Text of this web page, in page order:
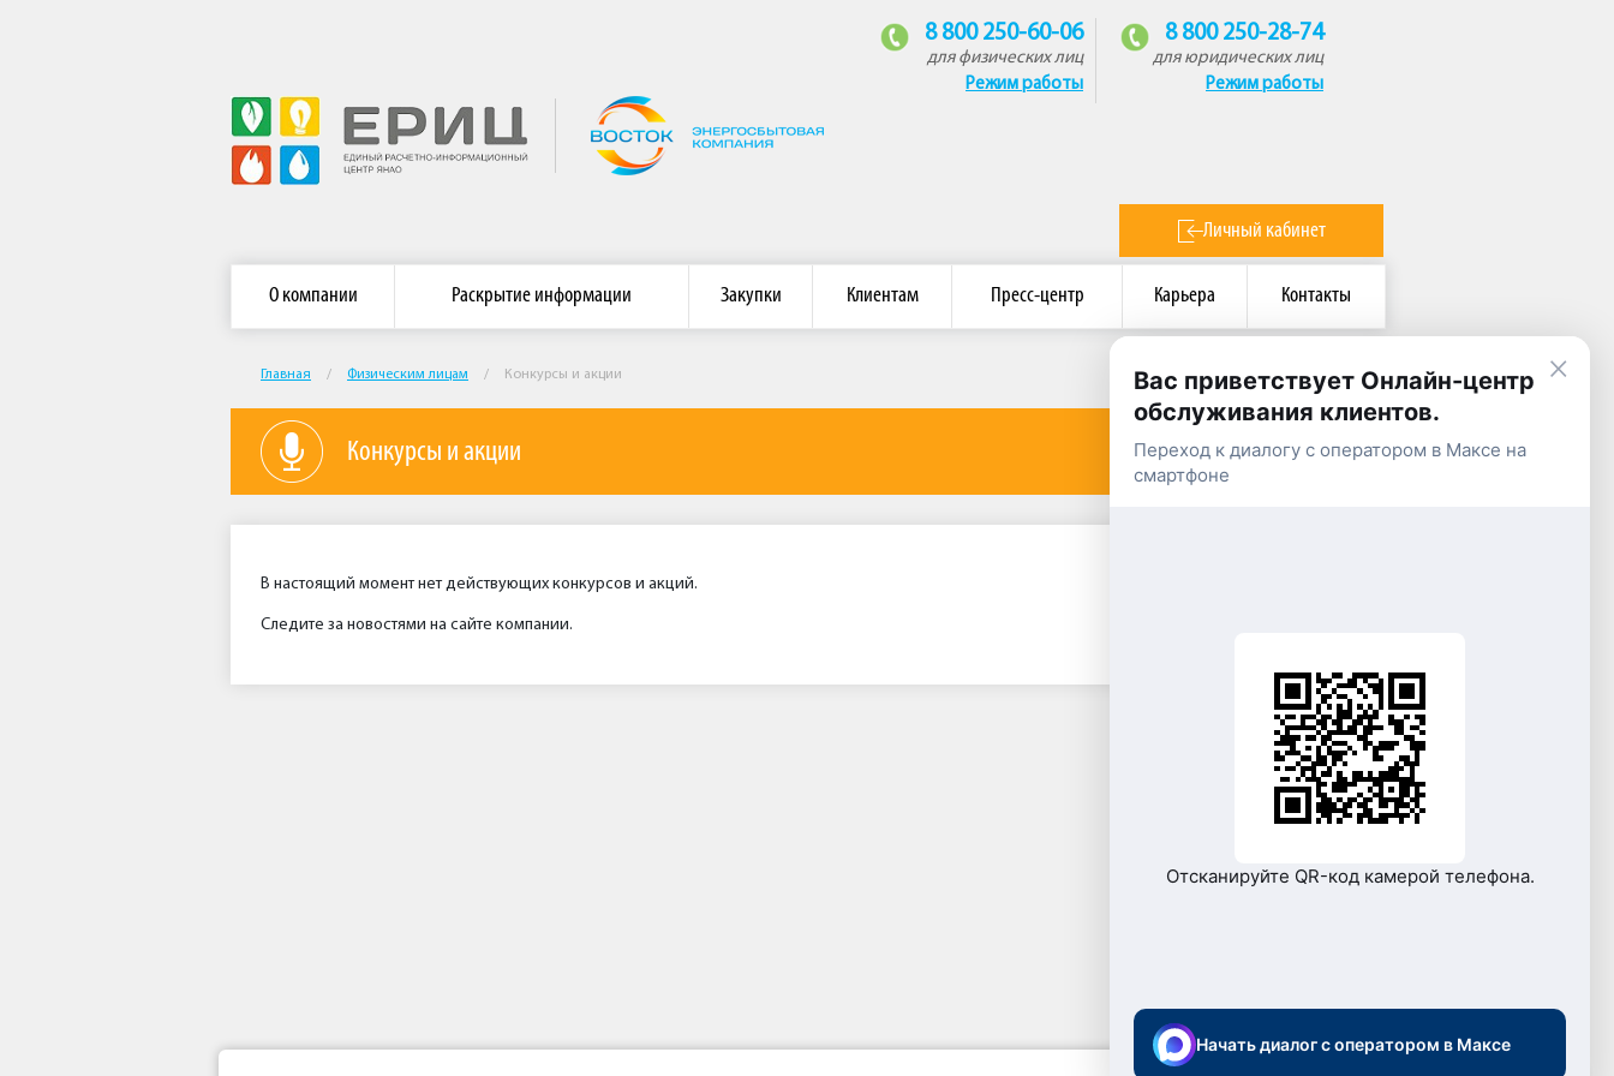
Главная страница АО «ЕРИЦ ЯНАО» Сайт АО «Энергосбытовая компания «Восток»
8 800 250-60-06
для физических лиц
Режим работы
8 800 250-28-74
для юридических лиц
Режим работы
Личный кабинет
О компании Раскрытие информации Закупки Клиентам Пресс-центр Карьера Контакты
Главная / Физическим лицам / Конкурсы и акции
Конкурсы и акции
В настоящий момент нет действующих конкурсов и акций.
Следите за новостями на сайте компании.
×
Вас приветствует Онлайн-центр
обслуживания клиентов.
Переход к диалогу с оператором в Максе на
смартфоне
Отсканируйте QR-код камерой телефона.
Начать диалог с оператором в Максе